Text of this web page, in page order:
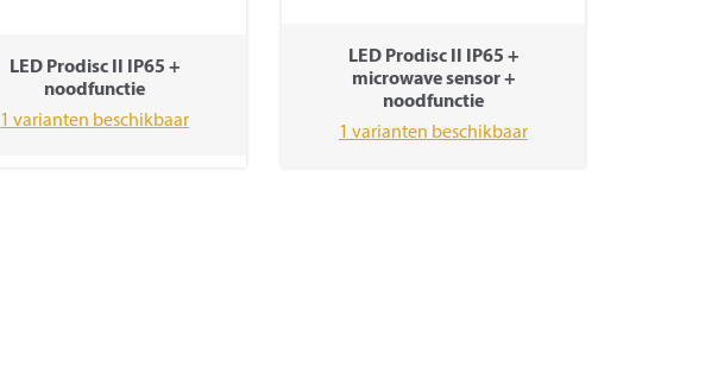
LED Prodisc II IP65 +
noodfunctie
1 varianten beschikbaar
LED Prodisc II IP65 +
microwave sensor +
noodfunctie
1 varianten beschikbaar